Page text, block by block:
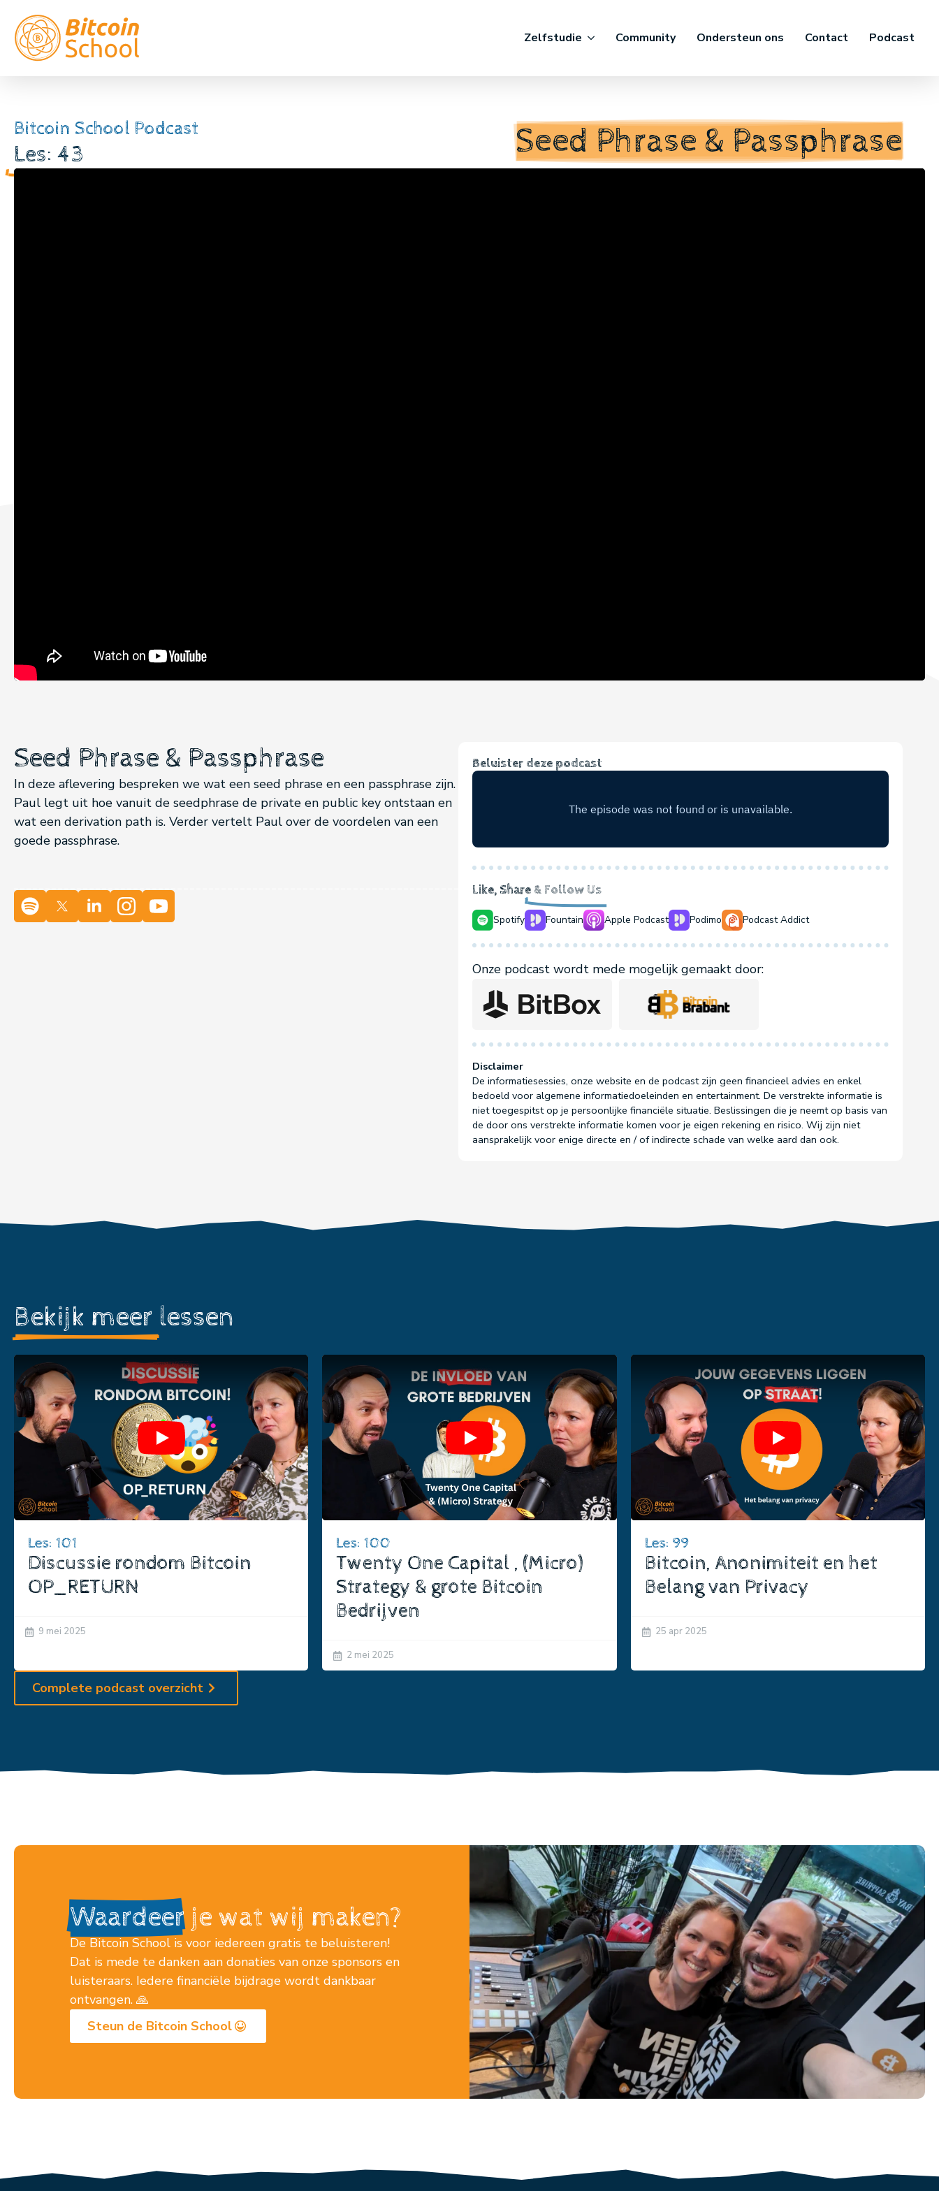
Zelfstudie Community Ondersteun ons Contact Podcast
Bitcoin School Podcast
Les: 43 Seed Phrase & Passphrase
Seed Phrase & Passphrase
In deze aflevering bespreken we wat een seed phrase en een passphrase zijn.
Paul legt uit hoe vanuit de seedphrase de private en public key ontstaan en
wat een derivation path is. Verder vertelt Paul over de voordelen van een
goede passphrase.
Beluister deze podcast
Like, Share & Follow Us
Spotify Fountain Apple Podcast Podimo Podcast Addict
Onze podcast wordt mede mogelijk gemaakt door:
Disclaimer
De informatiesessies, onze website en de podcast zijn geen financieel advies en enkel
bedoeld voor algemene informatiedoeleinden en entertainment. De verstrekte informatie is
niet toegespitst op je persoonlijke financiële situatie. Beslissingen die je neemt op basis van
de door ons verstrekte informatie komen voor je eigen rekening en risico. Wij zijn niet
aansprakelijk voor enige directe en / of indirecte schade van welke aard dan ook.
Bekijk meer lessen
Play
Les: 101
Discussie rondom Bitcoin
OP_RETURN
9 mei 2025
Play
Les: 100
Twenty One Capital , (Micro)
Strategy & grote Bitcoin
Bedrijven
2 mei 2025
Play
Les: 99
Bitcoin, Anonimiteit en het
Belang van Privacy
25 apr 2025
Complete podcast overzicht
Waardeer je wat wij maken?
De Bitcoin School is voor iedereen gratis te beluisteren!
Dat is mede te danken aan donaties van onze sponsors en
luisteraars. Iedere financiële bijdrage wordt dankbaar
ontvangen. 🙏
Steun de Bitcoin School